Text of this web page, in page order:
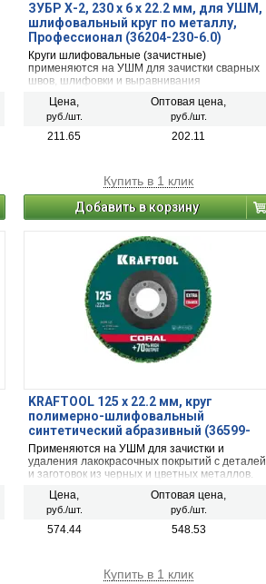
ЗУБР Х-2, 230 х 6 х 22.2 мм, для УШМ,
шлифовальный круг по металлу,
Профессионал (36204-230-6.0)
Круги шлифовальные (зачистные)
применяются на УШМ для зачистки сварных
швов, шлифовки и выравнивания
ржавчины с делалей и заготовок.
Цена,
руб./шт.
Оптовая цена,
руб./шт.
211.65 202.11
Купить в 1 клик
Добавить в корзину
KRAFTOOL 125 х 22.2 мм, круг
полимерно-шлифовальный
синтетический абразивный (36599-
125)
Применяются на УШМ для зачистки и
удаления лакокрасочных покрытий с деталей
и заготовок из черных и цветных металлов.
и зачистки от глубокой коррозии.
Цена,
руб./шт.
Оптовая цена,
руб./шт.
574.44 548.53
Купить в 1 клик